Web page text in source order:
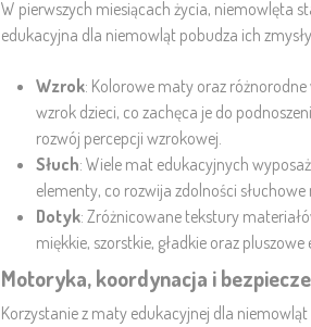
W pierwszych miesiącach życia, niemowlęta
edukacyjna dla niemowląt pobudza ich
Wzrok: Kolorowe maty oraz
wzrok dzieci, co zachęca je do
rozwój percepcji wzrokowej.
Słuch: Wiele mat edukacyjnych
elementy, co rozwija zdolności słuchowe
Dotyk: Zróżnicowane tekstury
miękkie, szorstkie, gładkie oraz
Motoryka, koordynacja i
Korzystanie z maty edukacyjnej dla niemowląt